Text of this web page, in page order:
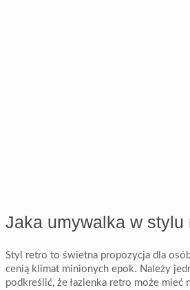
Jaka umywalka w stylu
Styl retro to świetna propozycja dla
cenią klimat minionych epok. Należy
podkreślić, że łazienka retro może mieć